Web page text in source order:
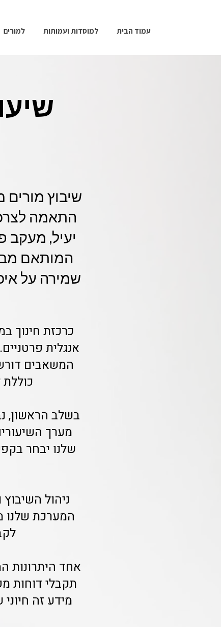
עמוד הבית למוסדות ועמותות למורים
שיבוץ מורים
יעיל, מעקב
המותאם
שמירה על
כרכזת חינוך
אנגלית
כוללת
בשלב הראשון,
מערך
שלנו יבחר
ניהול
המערכת שלנו
תקבלי דוחות
מידע זה